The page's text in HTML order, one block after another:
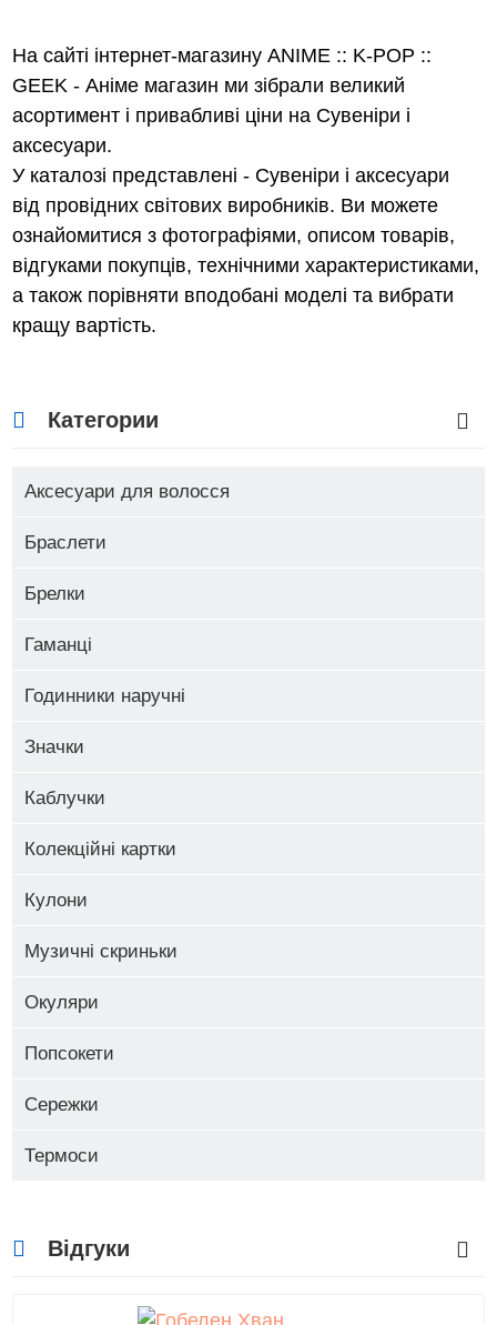
На сайті інтернет-магазину ANIME :: K-POP ::
GEEK - Аніме магазин ми зібрали великий
асортимент і привабливі ціни на Сувеніри і
аксесуари.
У каталозі представлені - Сувеніри і аксесуари
від провідних світових виробників. Ви можете
ознайомитися з фотографіями, описом товарів,
відгуками покупців, технічними характеристиками,
а також порівняти вподобані моделі та вибрати
кращу вартість.
Категории
Аксесуари для волосся
Браслети
Брелки
Гаманці
Годинники наручні
Значки
Каблучки
Колекційні картки
Кулони
Музичні скриньки
Окуляри
Попсокети
Сережки
Термоси
Відгуки